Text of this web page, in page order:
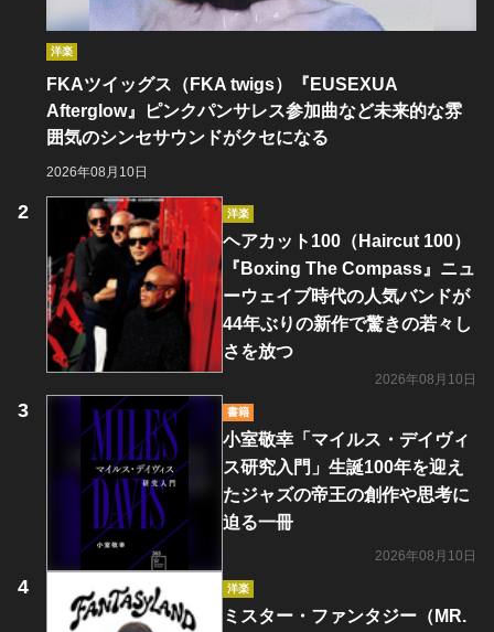
洋楽
FKAツイッグス（FKA twigs）『EUSEXUA
Afterglow』ピンクパンサレス参加曲など未来的な雰
囲気のシンセサウンドがクセになる
2026年08月10日
洋楽
ヘアカット100（Haircut 100）
『Boxing The Compass』ニュ
ーウェイブ時代の人気バンドが
44年ぶりの新作で驚きの若々し
さを放つ
2026年08月10日
書籍
小室敬幸「マイルス・デイヴィ
ス研究入門」生誕100年を迎え
たジャズの帝王の創作や思考に
迫る一冊
2026年08月10日
洋楽
ミスター・ファンタジー（MR.